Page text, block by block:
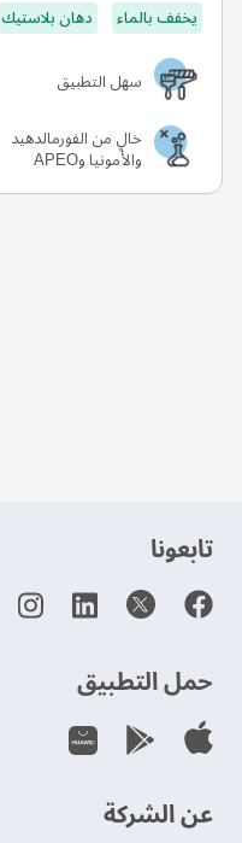
يخفف بالماء دهان بلاستيك
سهل التطبيق
خالٍ من الفورمالدهيد
والأمونيا وAPEO
‫تابعونا‬
حمل التطبيق
عن الشركة